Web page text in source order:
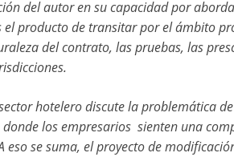
del autor en su capacidad por
el producto de transitar por el ámbito
del contrato, las pruebas, las
hotelero discute la problemática
los empresarios sienten una
eso se suma, el proyecto de